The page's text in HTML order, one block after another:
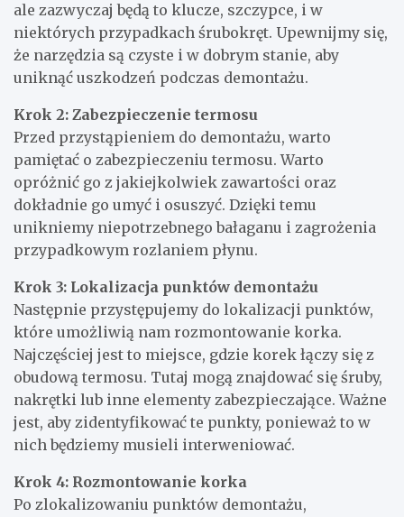
ale zazwyczaj będą to klucze, szczypce, i w
niektórych przypadkach śrubokręt. Upewnijmy się,
że narzędzia są czyste i w dobrym stanie, aby
uniknąć uszkodzeń podczas demontażu.
Krok 2: Zabezpieczenie termosu
Przed przystąpieniem do demontażu, warto
pamiętać o zabezpieczeniu termosu. Warto
opróżnić go z jakiejkolwiek zawartości oraz
dokładnie go umyć i osuszyć. Dzięki temu
unikniemy niepotrzebnego bałaganu i zagrożenia
przypadkowym rozlaniem płynu.
Krok 3: Lokalizacja punktów demontażu
Następnie przystępujemy do lokalizacji punktów,
które umożliwią nam rozmontowanie korka.
Najczęściej jest to miejsce, gdzie korek łączy się z
obudową termosu. Tutaj mogą znajdować się śruby,
nakrętki lub inne elementy zabezpieczające. Ważne
jest, aby zidentyfikować te punkty, ponieważ to w
nich będziemy musieli interweniować.
Krok 4: Rozmontowanie korka
Po zlokalizowaniu punktów demontażu,